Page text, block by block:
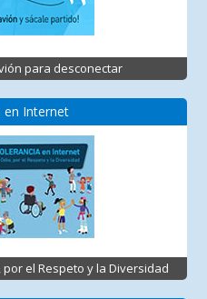
para desconectar
en Internet
el Respeto y la Diversidad